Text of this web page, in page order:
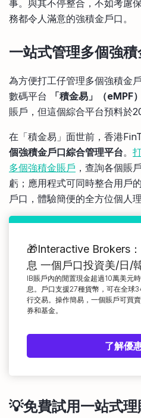
事。與其不停整合，不如考慮
務都令人滿意的強積金戶口。
一站式管理多個強積
為方便打工仔管理多個強積金
數碼平台
「積金易」（eMPF）
賬戶，但這個綜合平台預料於
在「積金易」面世前，香港
個強積金戶口綜合管理平台。
多個強積金賬戶 ，查詢各個賬
虧；應用程式可同時整合用戶
戶口，體驗簡便的全方位個人理
🎁Interactive Brokers
息 一個戶口投資美/日/
IB賬戶內的閒置現金超過10萬美元
息。戶口支援27種貨幣，可在全球
行交易。操作簡易，一個賬戶可買
券和基金。
了解優
💡免費試用一站式